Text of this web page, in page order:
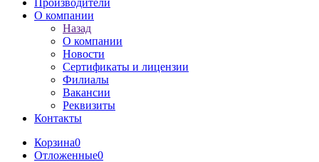
Производители
О компании
Назад
О компании
Новости
Сертификаты и лицензии
Филиалы
Вакансии
Реквизиты
Контакты
Корзина0
Отложенные0